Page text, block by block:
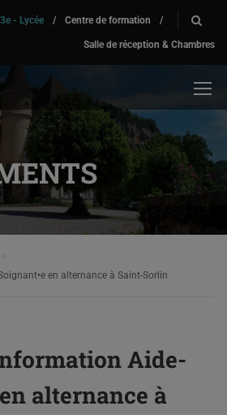
- Lycée / Centre de formation /
Salle de réception & Chambres
en alternance à Saint-Sorlin
Aide-
alternance à